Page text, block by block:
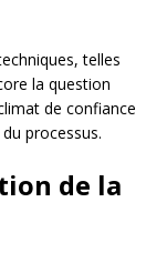
telles
la question
de confiance
processus.
de la